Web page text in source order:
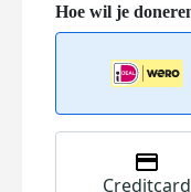
Creditcard